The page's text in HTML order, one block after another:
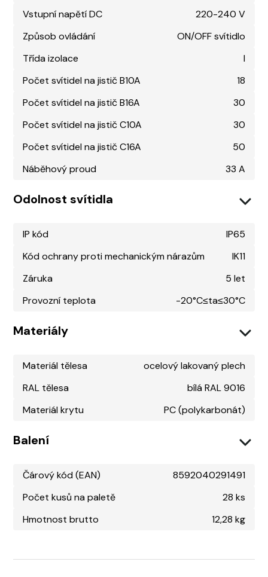
Vstupní napětí DC
220-240 V
Způsob ovládání
ON/OFF svítidlo
Třída izolace
I
Počet svítidel na jistič B10A
18
Počet svítidel na jistič B16A
30
Počet svítidel na jistič C10A
30
Počet svítidel na jistič C16A
50
Náběhový proud
33 A
Odolnost svítidla
IP kód
IP65
Kód ochrany proti mechanickým nárazům
IK11
Záruka
5 let
Provozní teplota
-20°C≤ta≤30°C
Materiály
Materiál tělesa
ocelový lakovaný plech
RAL tělesa
bílá RAL 9016
Materiál krytu
PC (polykarbonát)
Balení
Čárový kód (EAN)
8592040291491
Počet kusů na paletě
28 ks
Hmotnost brutto
12,28 kg